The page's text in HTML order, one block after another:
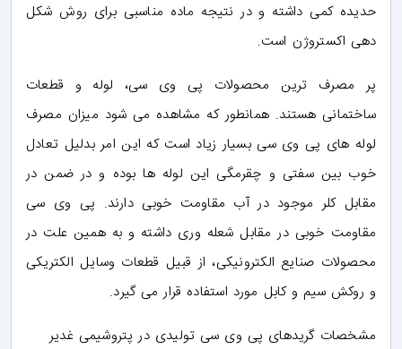
حدیده کمی داشته و در نتیجه ماده مناسبی برای روش شکل
دهی اکستروژن است.
پر مصرف ترین محصولات پی وی سی، لوله و قطعات
ساختمانی هستند. همانطور که مشاهده می شود میزان مصرف
لوله های پی وی سی بسیار زیاد است که این امر بدلیل تعادل
خوب بین سفتی و چقرمگی این لوله ها بوده و در ضمن در
مقابل کلر موجود در آب مقاومت خوبی دارند. پی وی سی
مقاومت خوبی در مقابل شعله وری داشته و به همین علت در
محصولات صنایع الکترونیکی، از قبیل قطعات وسایل الکتریکی
و روکش سیم و کابل مورد استفاده قرار می گیرد.
مشخصات گریدهای پی وی سی تولیدی در پتروشیمی غدیر